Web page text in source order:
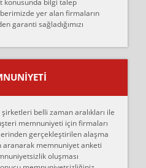
eşyalarımı taşımak için
düzgün şekilde
ve ticari ahlak problemleri
taşıma gününde
2600 TL'ye ankaradan
şahıs evin taşınacağı gün
yer alan firmaların
garanti sağladığımızı
belli zaman aralıkları ile
memnuniyeti için firmaları
gerçekleştirilen alaşma
aranarak memnuniyet anketi
oluşması